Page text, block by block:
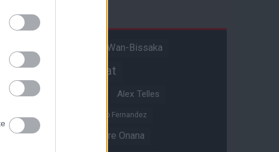
Aaron Wan-Bissaka
Akadémiai csapat
Alejandro Garnacho Alex Telles
Alvaro Fernandez
Amad Diallo
Andre Onana